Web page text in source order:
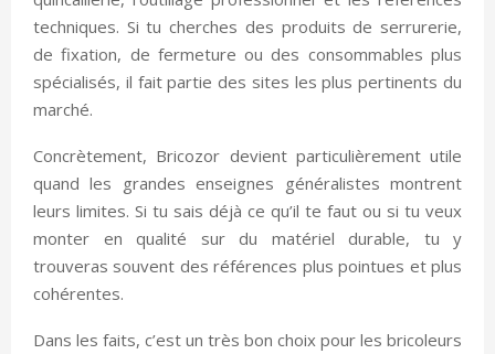
techniques. Si tu cherches des produits de serrurerie,
de fixation, de fermeture ou des consommables plus
spécialisés, il fait partie des sites les plus pertinents du
marché.
Concrètement, Bricozor devient particulièrement utile
quand les grandes enseignes généralistes montrent
leurs limites. Si tu sais déjà ce qu’il te faut ou si tu veux
monter en qualité sur du matériel durable, tu y
trouveras souvent des références plus pointues et plus
cohérentes.
Dans les faits, c’est un très bon choix pour les bricoleurs